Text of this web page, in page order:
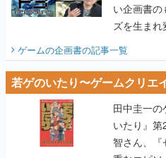
い企画書の
ズを生ま
ゲームの企画書の記事一覧
若ゲのいたり〜ゲームクリエ
田中圭一
いたり』
智さん、